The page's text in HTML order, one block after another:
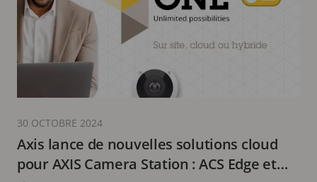
Axis lance de nouvelles solutions cloud
pour AXIS Camera Station : ACS Edge et
30 OCTOBRE 2024